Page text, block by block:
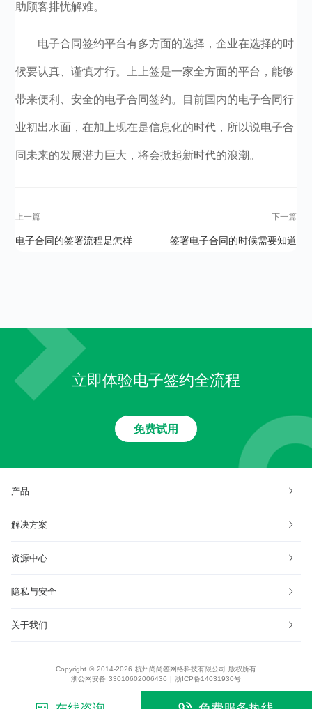
助顾客排忧解难。
电子合同签约平台有多方面的选择，企业在选择的时
候要认真、谨慎才行。上上签是一家全方面的平台，能够
带来便利、安全的电子合同签约。目前国内的电子合同行
业初出水面，在加上现在是信息化的时代，所以说电子合
同未来的发展潜力巨大，将会掀起新时代的浪潮。
上一篇
电子合同的签署流程是怎样
下一篇
签署电子合同的时候需要知道
立即体验电子签约全流程
免费试用
产品
解决方案
资源中心
隐私与安全
关于我们
Copyright © 2014-2026 杭州尚尚签网络科技有限公司 版权所有
浙公网安备 33010602006436 | 浙ICP备14031930号